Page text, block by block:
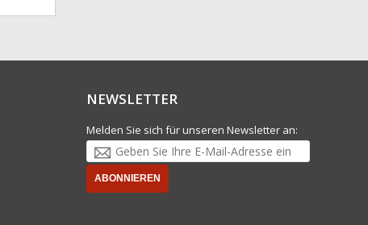
NEWSLETTER
Melden Sie sich für unseren Newsletter an:
ABONNIEREN